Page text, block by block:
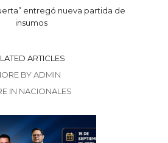
entregó nueva partida de
insumos
ARTICLES
BY ADMIN
IN NACIONALES